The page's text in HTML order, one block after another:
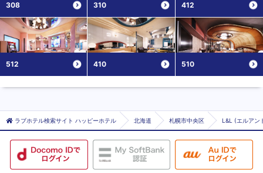
308 310 412
512 410 510
ラブホテル検索サイト ハッピーホテル 北海道 札幌市中央区 L&L (エルアン